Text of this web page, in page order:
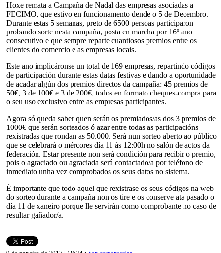
Hoxe remata a Campaña de Nadal das empresas asociadas a
FECIMO, que estivo en funcionamento dende o 5 de Decembro.
Durante estas 5 semanas, preto de 6500 persoas participaron
probando sorte nesta campaña, posta en marcha por 16º ano
consecutivo e que sempre reparte cuantiosos premios entre os
clientes do comercio e as empresas locais.
Este ano implicáronse un total de 169 empresas, repartindo códigos
de participación durante estas datas festivas e dando a oportunidade
de acadar algún dos premios directos da campaña: 45 premios de
50€, 3 de 100€ e 3 de 200€, todos en formato cheques-compra para
o seu uso exclusivo entre as empresas participantes.
Agora só queda saber quen serán os premiados/as dos 3 premios de
1000€ que serán sorteados ó azar entre todas as participacións
rexistradas que rondan as 50.000. Será nun sorteo aberto ao público
que se celebrará o mércores día 11 ás 12:00h no salón de actos da
federación. Estar presente non será condición para recibir o premio,
pois o agraciado ou agraciada será contactado/a por teléfono de
inmediato unha vez comprobados os seus datos no sistema.
É importante que todo aquel que rexistrase os seus códigos na web
do sorteo durante a campaña non os tire e os conserve ata pasado o
día 11 de xaneiro porque lle servirán como comprobante no caso de
resultar gañador/a.